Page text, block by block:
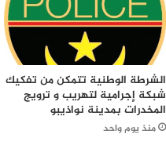
الشرطة الوطنية تتمكن من تفكيك
شبكة إجرامية لتهريب و ترويج
المخدرات بمدينة نواذيبو
منذ يوم واحد